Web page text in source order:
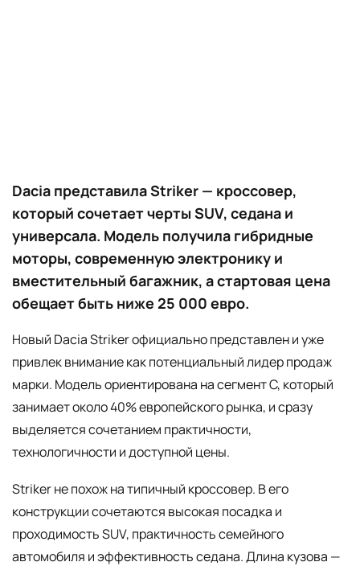
Dacia представила Striker — кроссовер,
который сочетает черты SUV, седана и
универсала. Модель получила гибридные
моторы, современную электронику и
вместительный багажник, а стартовая цена
обещает быть ниже 25 000 евро.
Новый Dacia Striker официально представлен и уже
привлек внимание как потенциальный лидер продаж
марки. Модель ориентирована на сегмент C, который
занимает около 40% европейского рынка, и сразу
выделяется сочетанием практичности,
технологичности и доступной цены.
Striker не похож на типичный кроссовер. В его
конструкции сочетаются высокая посадка и
проходимость SUV, практичность семейного
автомобиля и эффективность седана. Длина кузова —